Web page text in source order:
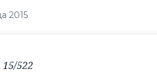
2015
522